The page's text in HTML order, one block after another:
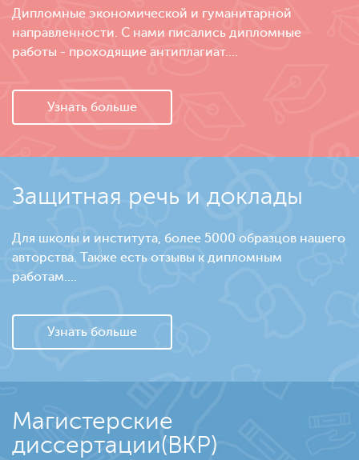
Дипломные экономической и гуманитарной
направленности. С нами писались дипломные
работы - проходящие антиплагиат....
Узнать больше
Защитная речь и доклады
Для школы и института, более 5000 образцов нашего
авторства. Также есть отзывы к дипломным
работам....
Узнать больше
Магистерские
диссертации(ВКР)